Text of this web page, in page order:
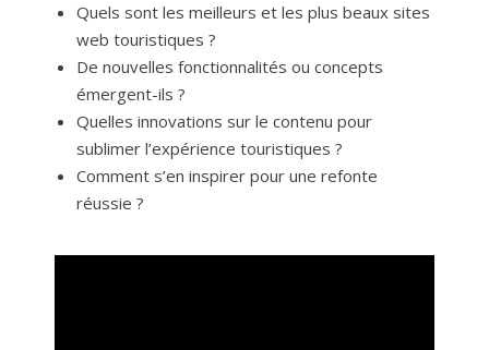
Quels sont les meilleurs et les plus beaux sites
web touristiques ?
De nouvelles fonctionnalités ou concepts
émergent-ils ?
Quelles innovations sur le contenu pour
sublimer l’expérience touristiques ?
Comment s’en inspirer pour une refonte
réussie ?